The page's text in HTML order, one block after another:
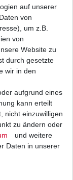
TT FA367TT
15,80 € *
Yamaha YZ
6,50 € *
auf unserer
von
um z.B.
von
Website zu
durch gesetzte
wir in den
aufgrund eines
kann erteilt
nicht einzuwilligen
zu ändern oder
und weitere
Daten in unserer